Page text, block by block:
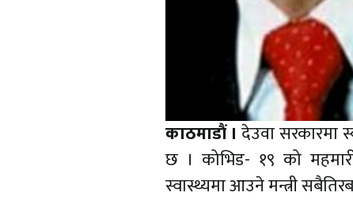
काठमाडौं । देउवा सरकारमा
छ । कोभिड- १९ को
स्वास्थ्यमा आउने मन्त्री